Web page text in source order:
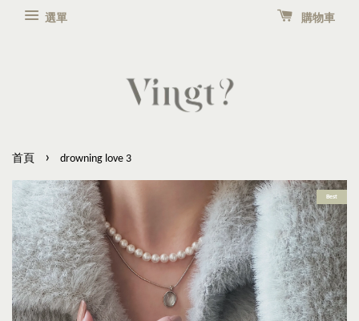
選單 購物車
首頁 › drowning love 3
Best